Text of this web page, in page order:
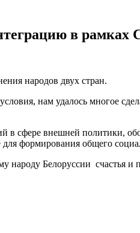
в рамках
народов двух стран.
нам удалось многое
в сфере внешней политики,
формирования общего
народу Белоруссии счастья